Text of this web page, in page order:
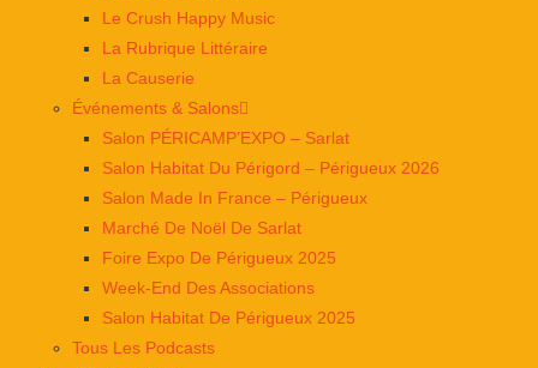
Le Crush Happy Music
La Rubrique Littéraire
La Causerie
Événements & Salons
Salon PÉRICAMP’EXPO – Sarlat
Salon Habitat Du Périgord – Périgueux 2026
Salon Made In France – Périgueux
Marché De Noël De Sarlat
Foire Expo De Périgueux 2025
Week-End Des Associations
Salon Habitat De Périgueux 2025
Tous Les Podcasts